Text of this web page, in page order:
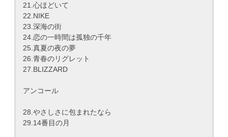
21.心ほどいて
22.NIKE
23.深海の街
24.恋の一時間は孤独の千年
25.真夏の夜の夢
26.青春のリグレット
27.BLIZZARD
アンコール
28.やさしさに包まれたなら
29.14番目の月